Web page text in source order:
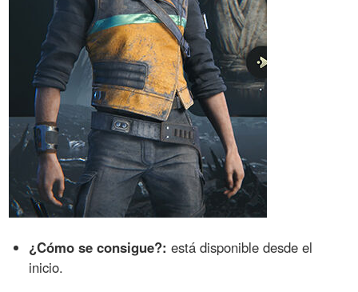
¿Cómo se consigue?: está disponible desde el
inicio.